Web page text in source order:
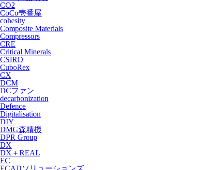
CO2
CoCo壱番屋
cohesity
Composite Materials
Compressors
CRE
Critical Minerals
CSIRO
CuboRex
CX
DCM
DCファン
decarbonization
Defence
Digitalisation
DIY
DMG森精機
DPR Group
DX
DX＋REAL
EC
ECADソリューションズ